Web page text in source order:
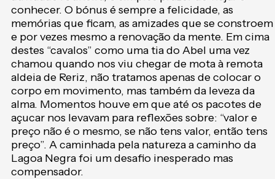
conhecer. O bónus é sempre a felicidade, as
memórias que ficam, as amizades que se constroem
e por vezes mesmo a renovação da mente. Em cima
destes “cavalos” como uma tia do Abel uma vez
chamou quando nos viu chegar de mota à remota
aldeia de Reriz, não tratamos apenas de colocar o
corpo em movimento, mas também da leveza da
alma. Momentos houve em que até os pacotes de
açucar nos levavam para reflexões sobre: “valor e
preço não é o mesmo, se não tens valor, então tens
preço”. A caminhada pela natureza a caminho da
Lagoa Negra foi um desafio inesperado mas
compensador.